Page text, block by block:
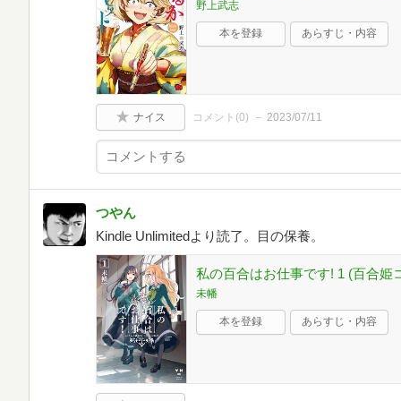
野上武志
本を登録 あらすじ・内容
ナイス コメント(0) 2023/07/11
つやん
Kindle Unlimitedより読了。目の保養。
私の百合はお仕事です! 1 (百合姫
未幡
本を登録 あらすじ・内容